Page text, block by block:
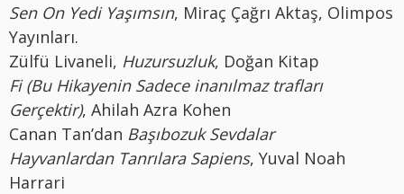
Sen On Yedi Yaşımsın, Miraç Çağrı Aktaş, Olimpos
Yayınları.
Zülfü Livaneli, Huzursuzluk, Doğan Kitap
Fi (Bu Hikayenin Sadece inanılmaz trafları
Gerçektir), Ahilah Azra Kohen
Canan Tan’dan Başıbozuk Sevdalar
Hayvanlardan Tanrılara Sapiens, Yuval Noah
Harrari